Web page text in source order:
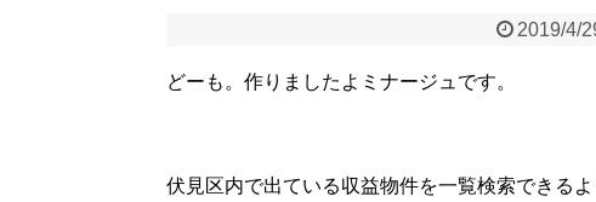
2019/4/
どーも。作りましたよミナージュです。
伏見区内で出ている収益物件を一覧検索できるよ